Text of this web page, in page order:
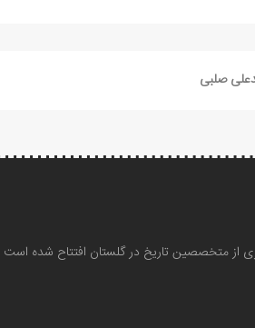
صلبی
از متخصصین تاریخ در گلستان افتتاح شده است